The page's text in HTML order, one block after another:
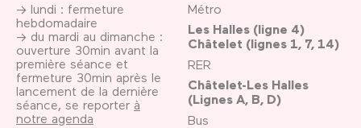
→ lundi : fermeture
hebdomadaire
→ du mardi au dimanche :
ouverture 30min avant la
première séance et
fermeture 30min après le
lancement de la dernière
séance, se reporter à
notre agenda
Métro
Les Halles (ligne 4)
Châtelet (lignes 1, 7, 14)
RER
Châtelet-Les Halles
(Lignes A, B, D)
Bus